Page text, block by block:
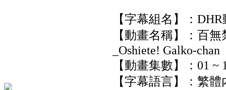
【字幕組名】：
【動畫名稱】：百
_Oshiete! Galko-chan
【動畫集數】：01 ~
【字幕語言】：繁體